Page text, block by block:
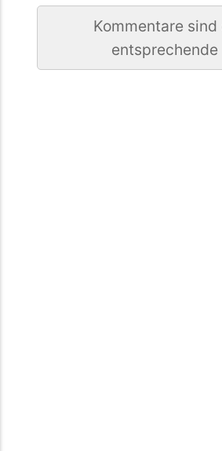
Kommentare